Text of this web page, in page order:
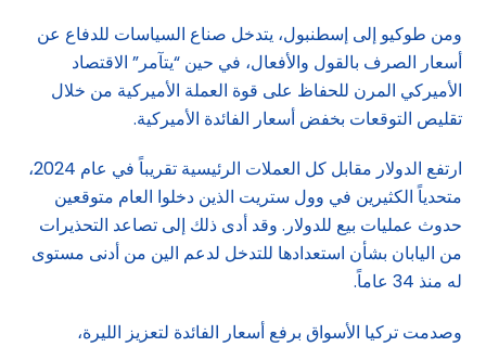
ومن طوكيو إلى إسطنبول، يتدخل صناع السياسات للدفاع عن
أسعار الصرف بالقول والأفعال، في حين “يتآمر” الاقتصاد
الأميركي المرن للحفاظ على قوة العملة الأميركية من خلال
تقليص التوقعات بخفض أسعار الفائدة الأميركية.
ارتفع الدولار مقابل كل العملات الرئيسية تقريباً في عام 2024،
متحدياً الكثيرين في وول ستريت الذين دخلوا العام متوقعين
حدوث عمليات بيع للدولار. وقد أدى ذلك إلى تصاعد التحذيرات
من اليابان بشأن استعدادها للتدخل لدعم الين من أدنى مستوى
له منذ 34 عاماً.
وصدمت تركيا الأسواق برفع أسعار الفائدة لتعزيز الليرة،